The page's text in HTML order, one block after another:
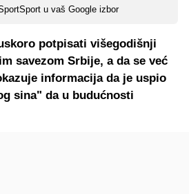
u vaš Google izbor
potpisati višegodišnji
savezom Srbije, a da se već
informacija da je uspio
sina" da u budućnosti